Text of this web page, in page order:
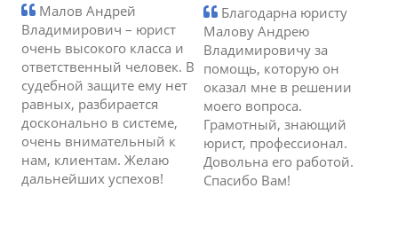
Малов Андрей
Владимирович – юрист
очень высокого класса и
ответственный человек. В
судебной защите ему нет
равных, разбирается
досконально в системе,
очень внимательный к
нам, клиентам. Желаю
дальнейших успехов!
Благодарна юристу
Малову Андрею
Владимировичу за
помощь, которую он
оказал мне в решении
моего вопроса.
Грамотный, знающий
юрист, профессионал.
Довольна его работой.
Спасибо Вам!